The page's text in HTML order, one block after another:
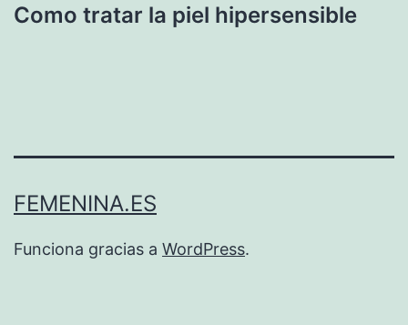
Como tratar la piel hipersensible
FEMENINA.ES
Funciona gracias a WordPress.